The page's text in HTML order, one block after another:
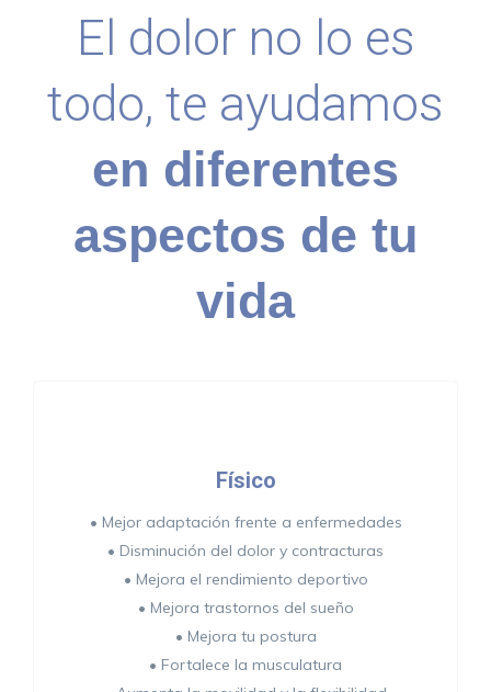
El dolor no lo es
todo, te ayudamos
en diferentes
aspectos de tu
vida
Físico
• Mejor adaptación frente a enfermedades
• Disminución del dolor y contracturas
• Mejora el rendimiento deportivo
• Mejora trastornos del sueño
• Mejora tu postura
• Fortalece la musculatura